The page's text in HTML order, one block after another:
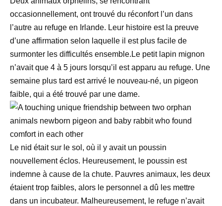
occasionnellement, ont trouvé du réconfort l’un dans
l’autre au refuge en Irlande. Leur histoire est la preuve
d’une affirmation selon laquelle il est plus facile de
surmonter les difficultés ensemble.Le petit lapin mignon
n’avait que 4 à 5 jours lorsqu’il est apparu au refuge. Une
semaine plus tard est arrivé le nouveau-né, un pigeon
faible, qui a été trouvé par une dame.
Le nid était sur le sol, où il y avait un poussin
nouvellement éclos. Heureusement, le poussin est
indemne à cause de la chute. Pauvres animaux, les deux
étaient trop faibles, alors le personnel a dû les mettre
dans un incubateur. Malheureusement, le refuge n’avait